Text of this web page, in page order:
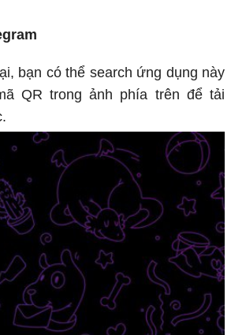
bạn có thể search ứng dụng này
QR trong ảnh phía trên để tải